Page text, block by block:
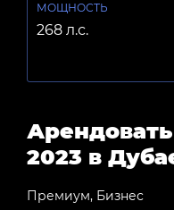
МОЩНОСТЬ
268 л.с.
2023 в
Премиум, Бизнес